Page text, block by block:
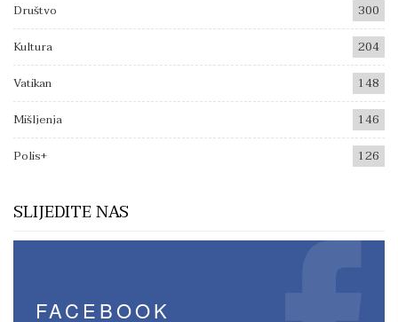
Društvo
300
Kultura
204
Vatikan
148
Mišljenja
146
Polis+
126
SLIJEDITE NAS
FACEBOOK